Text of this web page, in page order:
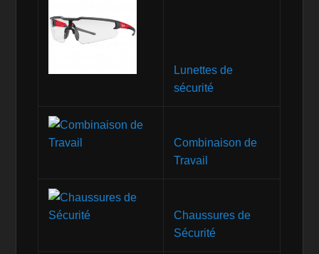
Lunettes de
sécurité
Combinaison de
Travail
Chaussures de
Sécurité